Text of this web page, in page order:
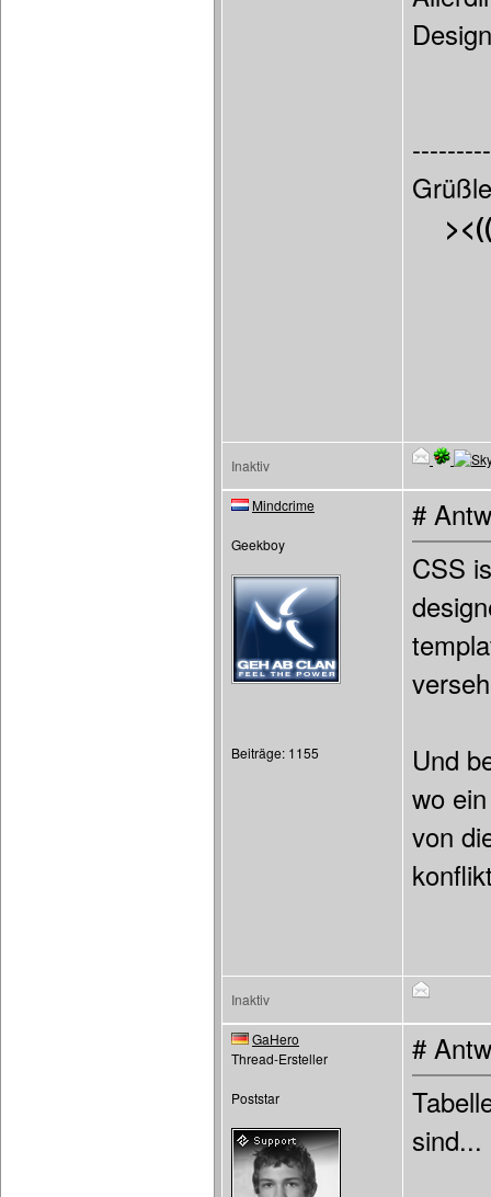
Inaktiv
Mindcrime
Geekboy
Beiträge: 1155
#
CSS
Und
wo
von
Inaktiv
GaHero
Thread-Ersteller
Poststar
#